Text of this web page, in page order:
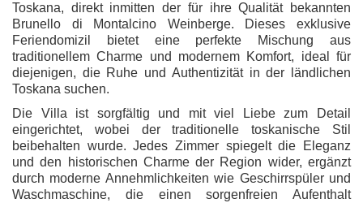
Toskana, direkt inmitten der für ihre Qualität bekannten
Brunello di Montalcino Weinberge. Dieses exklusive
Feriendomizil bietet eine perfekte Mischung aus
traditionellem Charme und modernem Komfort, ideal für
diejenigen, die Ruhe und Authentizität in der ländlichen
Toskana suchen.
Die Villa ist sorgfältig und mit viel Liebe zum Detail
eingerichtet, wobei der traditionelle toskanische Stil
beibehalten wurde. Jedes Zimmer spiegelt die Eleganz
und den historischen Charme der Region wider, ergänzt
durch moderne Annehmlichkeiten wie Geschirrspüler und
Waschmaschine, die einen sorgenfreien Aufenthalt